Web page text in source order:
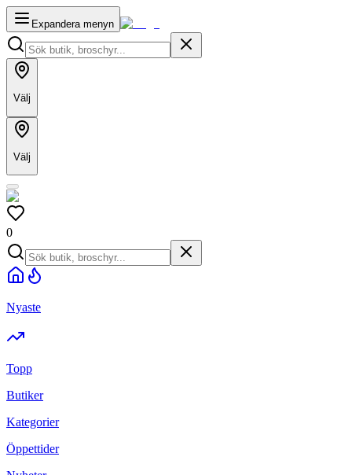
Expandera menyn
Välj
Välj
0
Nyaste
Topp
Butiker
Kategorier
Öppettider